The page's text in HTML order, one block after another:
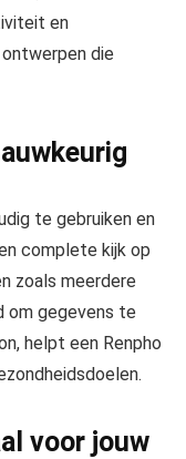
en
die
te gebruiken en
complete kijk op
zoals meerdere
om gegevens te
helpt een Renpho
voor jouw